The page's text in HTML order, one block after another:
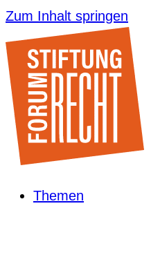
Zum Inhalt springen
Themen